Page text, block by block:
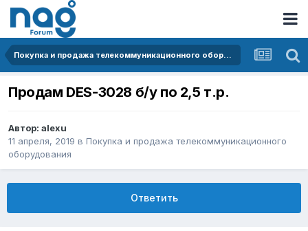
Покупка и продажа телекоммуникационного оборудования
Продам DES-3028 б/у по 2,5 т.р.
Автор: alexu
11 апреля, 2019 в Покупка и продажа телекоммуникационного
оборудования
Ответить